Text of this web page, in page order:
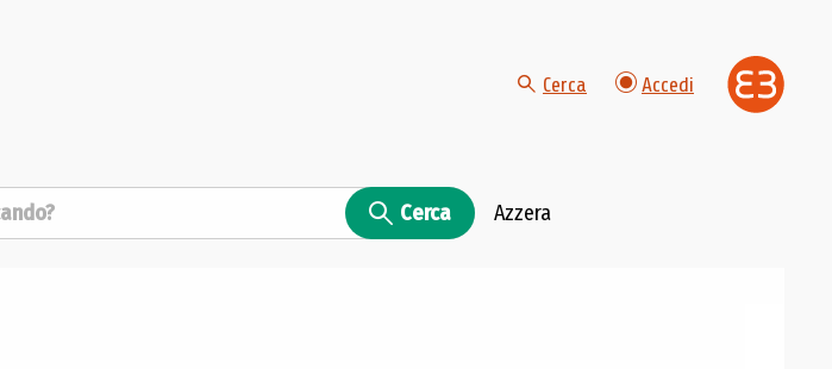
Cerca Accedi
Cerca Azzera